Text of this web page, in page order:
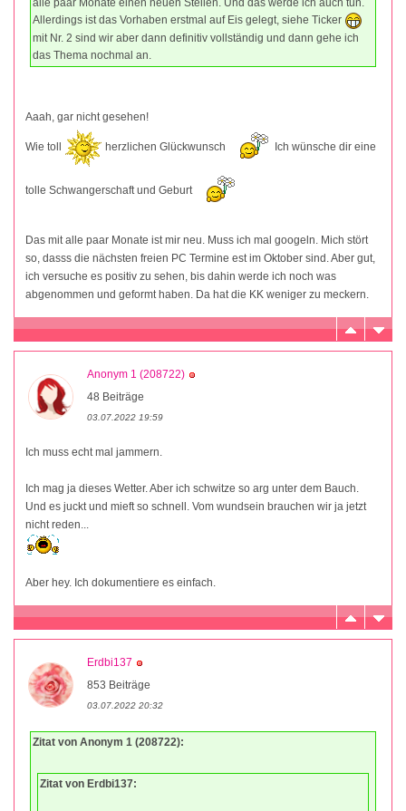
alle paar Monate einen neuen Stellen. Und das werde ich auch tun.
Allerdings ist das Vorhaben erstmal auf Eis gelegt, siehe Ticker
mit Nr. 2 sind wir aber dann definitiv vollständig und dann gehe ich
das Thema nochmal an.
Aaah, gar nicht gesehen!
Wie toll herzlichen Glückwunsch Ich wünsche dir eine
tolle Schwangerschaft und Geburt
Das mit alle paar Monate ist mir neu. Muss ich mal googeln. Mich stört
so, dasss die nächsten freien PC Termine est im Oktober sind. Aber gut,
ich versuche es positiv zu sehen, bis dahin werde ich noch was
abgenommen und geformt haben. Da hat die KK weniger zu meckern.
Anonym 1 (208722)
48 Beiträge
03.07.2022 19:59
Ich muss echt mal jammern.
Ich mag ja dieses Wetter. Aber ich schwitze so arg unter dem Bauch.
Und es juckt und mieft so schnell. Vom wundsein brauchen wir ja jetzt
nicht reden...
Aber hey. Ich dokumentiere es einfach.
Erdbi137
853 Beiträge
03.07.2022 20:32
Zitat von Anonym 1 (208722):
Zitat von Erdbi137: